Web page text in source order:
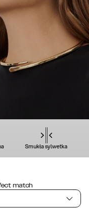
Smukła sylwetka
match